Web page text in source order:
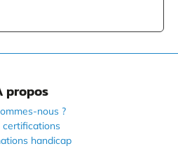
propos
nous ?
certifications
handicap